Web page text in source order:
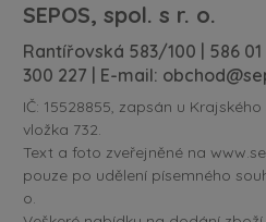
SEPOS, spol. s r. o.
Rantířovská 583/100 | 586
300 227 | E-mail:
IČ: 15528855, zapsán u
vložka 732.
Text a foto zveřejněné na
pouze po udělení písemného
o.